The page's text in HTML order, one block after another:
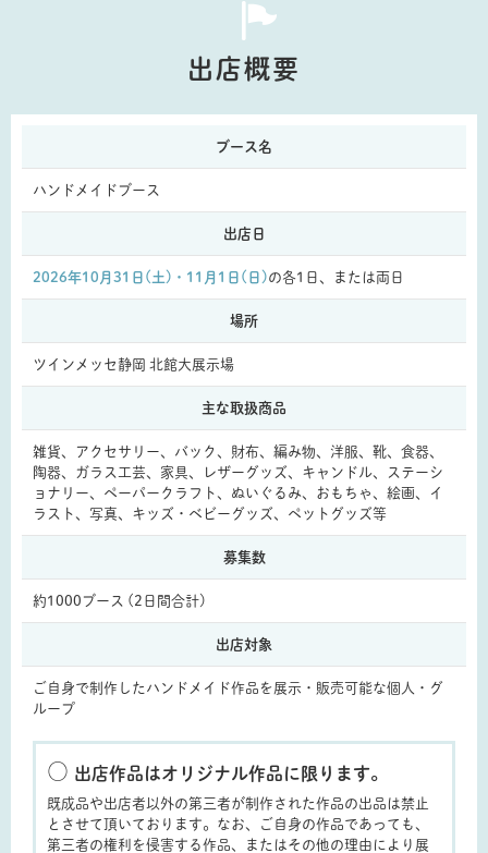
出店概要
ブース名
ハンドメイドブース
出店日
2026年10月31日(土)・11月1日(日)の各1日、または両日
場所
ツインメッセ静岡 北館大展示場
主な取扱商品
雑貨、アクセサリー、バック、財布、編み物、洋服、靴、食器、
陶器、ガラス工芸、家具、レザーグッズ、キャンドル、ステーシ
ョナリー、ペーパークラフト、ぬいぐるみ、おもちゃ、絵画、イ
ラスト、写真、キッズ・ベビーグッズ、ペットグッズ等
募集数
約1000ブース (2日間合計)
出店対象
ご自身で制作したハンドメイド作品を展示・販売可能な個人・グ
ループ
○ 出店作品はオリジナル作品に限ります。
既成品や出店者以外の第三者が制作された作品の出品は禁止
とさせて頂いております。なお、ご自身の作品であっても、
第三者の権利を侵害する作品、またはその他の理由により展